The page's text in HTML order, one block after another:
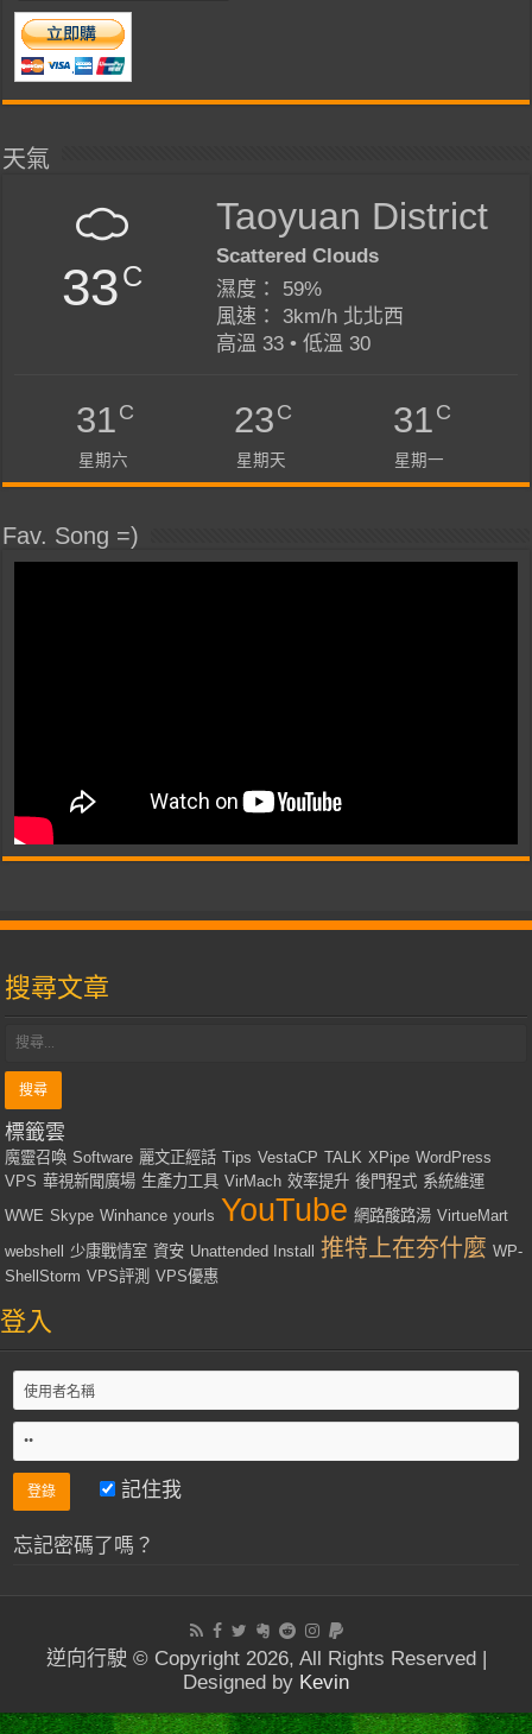
天氣
33C
Taoyuan District
Scattered Clouds
濕度： 59%
風速： 3km/h 北北西
高溫 33 • 低溫 30
31C
星期六
23C
星期天
31C
星期一
Fav. Song =)
搜尋文章
標籤雲
魔靈召喚 Software 麗文正經話 Tips VestaCP TALK XPipe WordPress
VPS 華視新聞廣場 生產力工具 VirMach 效率提升 後門程式 系統維運
WWE Skype Winhance yourls YouTube 網路酸路湯 VirtueMart
webshell
少康戰情室 資安 Unattended Install 推特上在夯什麼 WP-
ShellStorm VPS評測 VPS優惠
登入
記住我
忘記密碼了嗎？
逆向行駛 © Copyright 2026, All Rights Reserved |
Designed by Kevin